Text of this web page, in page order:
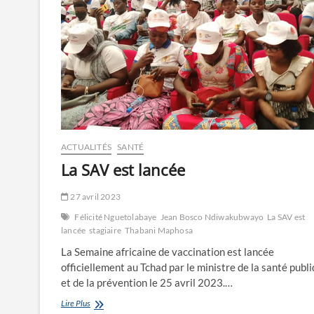
ACTUALITÉS SANTÉ
La SAV est lancée
27 avril 2023
Félicité Nguetolabaye Jean Bosco Ndiwakubwayo La SAV est
lancée stagiaire Thabani Maphosa
La Semaine africaine de vaccination est lancée
officiellement au Tchad par le ministre de la santé
et de la prévention le 25 avril 2023.…
Lire PlusLa